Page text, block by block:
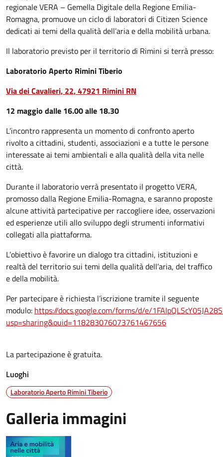
regionale VERA – Gemella Digitale della Regione Emilia-
Romagna, promuove un ciclo di laboratori di Citizen Science
dedicati ai temi della qualità dell’aria e della mobilità urbana.
Il laboratorio previsto per il territorio di Rimini si terrà presso:
Laboratorio Aperto Rimini Tiberio
Via dei Cavalieri, 22, 47921 Rimini RN
12 maggio dalle 16.00 alle 18.30
L’incontro rappresenta un momento di confronto aperto
rivolto a cittadini, studenti, associazioni e a tutte le persone
interessate ai temi ambientali e alla qualità della vita nelle
città.
Durante il laboratorio verrà presentato il progetto VERA,
promosso dalla Regione Emilia-Romagna, e saranno proposte
alcune attività partecipative per raccogliere idee, osservazioni
ed esperienze utili allo sviluppo degli strumenti informativi
collegati alla piattaforma.
L’obiettivo è favorire un dialogo tra cittadini, istituzioni e
realtà del territorio sui temi della qualità dell’aria, del traffico
e della mobilità.
Per partecipare è richiesta l’iscrizione tramite il seguente
modulo: https://docs.google.com/forms/d/e/
usp=sharing&ouid=118283076073761467656
La partecipazione è gratuita.
Luoghi
Laboratorio Aperto Rimini Tiberio
Galleria immagini